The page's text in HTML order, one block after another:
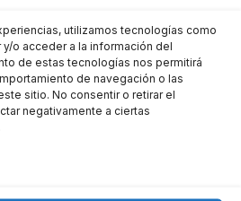
utilizamos tecnologías como
o acceder a la información del
de estas tecnologías nos permitirá
de navegación o las
sitio. No consentir o retirar el
negativamente a ciertas
Si se requiere una
esto puede sumar
estos puntos con tu
el proceso, ya que un